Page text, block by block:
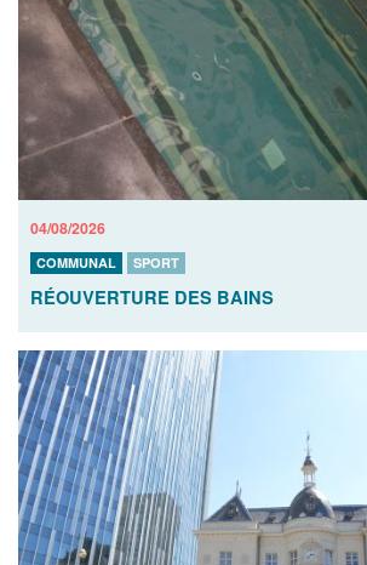
04/08/2026
COMMUNAL SPORT
RÉOUVERTURE DES BAINS